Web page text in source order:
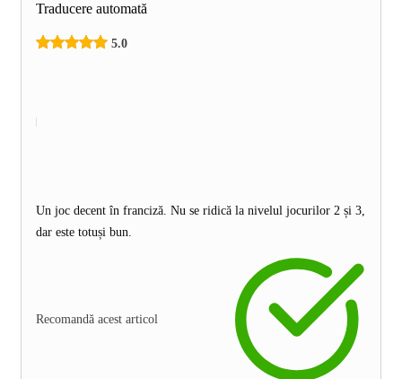
Traducere automată
5.0
Un joc decent în franciză. Nu se ridică la nivelul jocurilor 2 și 3,
dar este totuși bun.
Recomandă acest articol